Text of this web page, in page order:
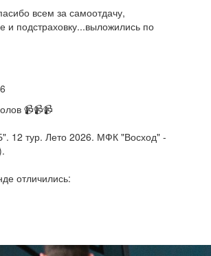
всем за самоотдачу,
и подстраховку...выложились по
📹📹📹
12 тур. Лето 2026. МФК "Восход" -
отличились: